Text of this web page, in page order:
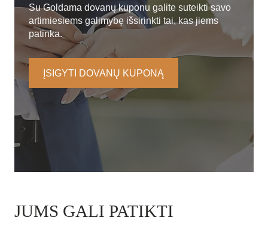
Su Goldama dovanų kuponu galite suteikti savo
artimiesiems galimybę išsirinkti tai, kas jiems
patinka.
ĮSIGYTI DOVANŲ KUPONĄ
JUMS GALI PATIKTI